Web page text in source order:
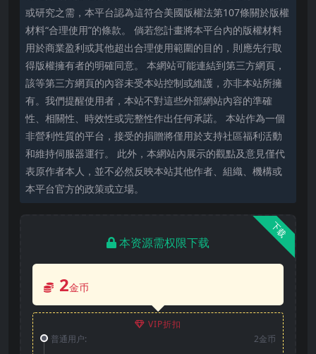
或研究之需，本平台認為這符合美國版權法第107條關於版權
材料“合理使用”的條款。 倘若您計畫將本平台內的版權材料
用於商業盈利或其他超出合理使用範圍的目的，則應先行取
得版權擁有者的明確同意。 本網站可能連結到第三方網頁，
該等第三方網頁的內容未受本站控制或維護，亦非本站所擁
有。我們提醒使用者，本站不對這些外部網站內容的準確
性、相關性、時效性或完整性作出任何承諾。 本站作為一個
非營利性質的平台，接受的捐贈將僅用於支持社區福利活動
和維持伺服器運行。 此外，本網站內展示的觀點及意見僅代
表原作者本人，並不必然反映本站其他作者、組織、機構或
本平台官方的政策或立場。
下载
本资源需权限下载
2金币
VIP折扣
普通用户:
2金币